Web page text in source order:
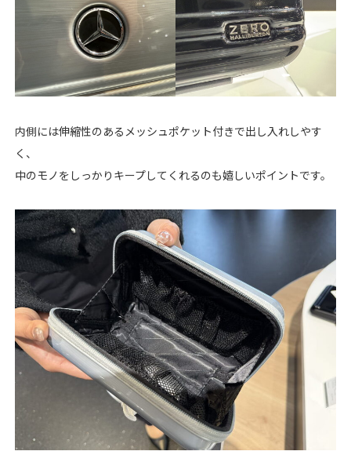
内側には伸縮性のあるメッシュポケット付きで出し入れしやす
く、
中のモノをしっかりキープしてくれるのも嬉しいポイントです。